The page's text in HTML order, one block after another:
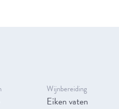
Wijnbereiding
Eiken vaten